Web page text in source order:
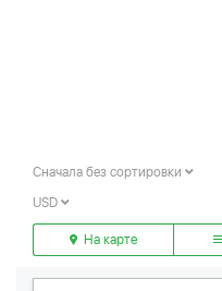
Сначала без сортировки
USD
На карте